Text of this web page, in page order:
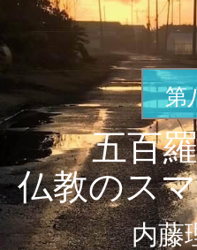
第
五百
仏教のス
内藤